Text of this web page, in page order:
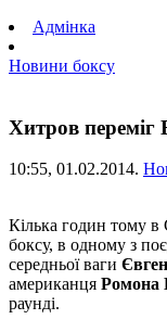
Адмінка
Новини боксу
Хитров переміг
10:55, 01.02.2014.
Кілька годин тому
боксу, в одному з
середньої ваги
американця Ромона
раунді.